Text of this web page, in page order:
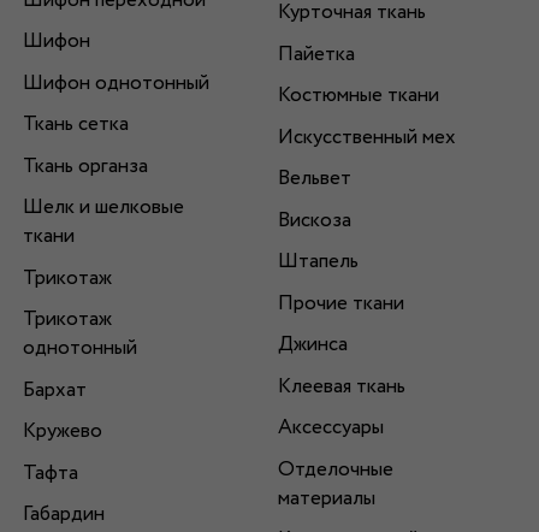
Шифон
Шифон однотонный
Ткань сетка
Ткань органза
Шелк и шелковые
ткани
Трикотаж
Трикотаж
однотонный
Бархат
Кружево
Тафта
Габардин
Курточная ткань
Пайетка
Костюмные ткани
Искусственный мех
Вельвет
Вискоза
Штапель
Прочие ткани
Джинса
Клеевая ткань
Аксессуары
Отделочные
материалы